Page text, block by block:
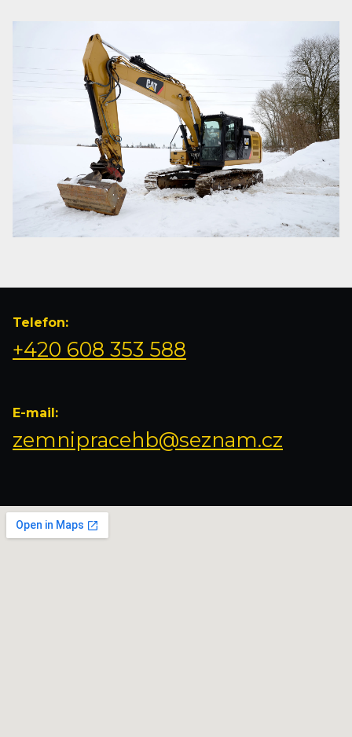
Telefon:
+420 608 353 588
E-mail:
zemnipracehb@seznam.cz